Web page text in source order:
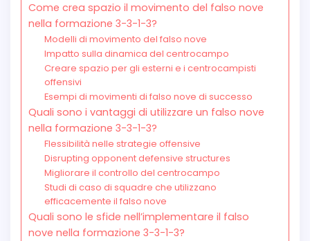
Come crea spazio il movimento del falso nove
nella formazione 3-3-1-3?
Modelli di movimento del falso nove
Impatto sulla dinamica del centrocampo
Creare spazio per gli esterni e i centrocampisti
offensivi
Esempi di movimenti di falso nove di successo
Quali sono i vantaggi di utilizzare un falso nove
nella formazione 3-3-1-3?
Flessibilità nelle strategie offensive
Disrupting opponent defensive structures
Migliorare il controllo del centrocampo
Studi di caso di squadre che utilizzano
efficacemente il falso nove
Quali sono le sfide nell’implementare il falso
nove nella formazione 3-3-1-3?